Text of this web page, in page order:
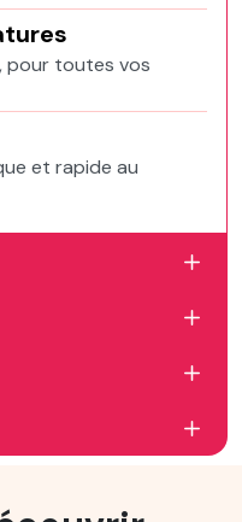
pour toutes vos
et rapide au